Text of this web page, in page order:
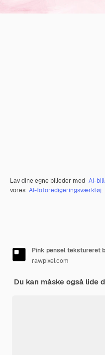
Lav dine egne billeder med AI-
vores AI-fotoredigeringsværktøj.
Pink pensel tekstureret
rawpixel.com
Du kan måske også lide